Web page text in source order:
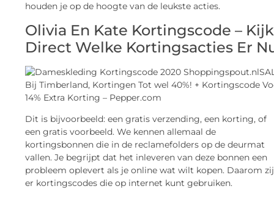
houden je op de hoogte van de leukste acties.
Olivia En Kate Kortingscode – Kijk
Direct Welke Kortingsacties Er
Bij Timberland, Kortingen Tot wel 40%! + Kortingscode
14% Extra Korting – Pepper.com
Dit is bijvoorbeeld: een gratis verzending, een korting, of
een gratis voorbeeld. We kennen allemaal de
kortingsbonnen die in de reclamefolders op de deurmat
vallen. Je begrijpt dat het inleveren van deze bonnen een
probleem oplevert als je online wat wilt kopen. Daarom
er kortingscodes die op internet kunt gebruiken.